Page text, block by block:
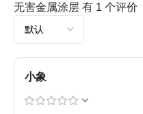
无害金属涂层 有 1 个评价
小象